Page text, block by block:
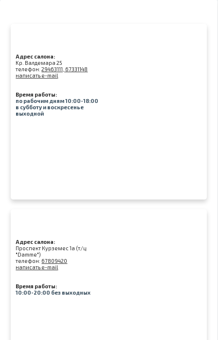
Адрес салона:
Kр. Валдемара 25
телефон:29463111, 67331148
написать e-mail
Время работы:
по рабочим дням 10:00-18:00
в субботу и воскресенье
выходной
Адрес салона:
Проспект Курземес 1а (т/ц
"Damme")
телефон: 67809420
написать e-mail
Время работы:
10:00-20:00 без выходных